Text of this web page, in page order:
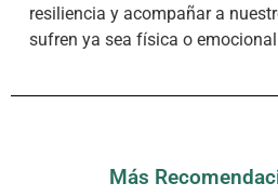
resiliencia y acompañar a
sufren ya sea física o
Más